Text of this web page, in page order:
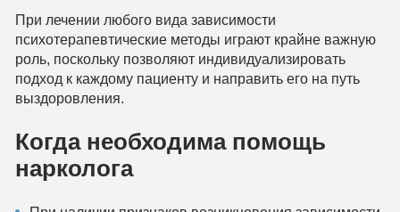
При лечении любого вида зависимости
психотерапевтические методы играют крайне важную
роль, поскольку позволяют индивидуализировать
подход к каждому пациенту и направить его на путь
выздоровления.
Когда необходима помощь
нарколога